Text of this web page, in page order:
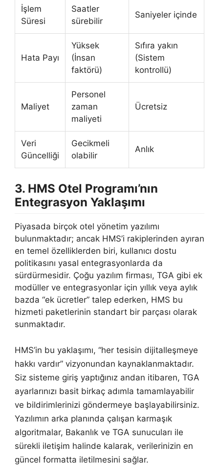
İşlem
Süresi
Saatler
sürebilir
Saniyeler içinde
Hata Payı
Yüksek
(İnsan
faktörü)
Sıfıra yakın
(Sistem
kontrollü)
Maliyet
Personel
zaman
maliyeti
Ücretsiz
Veri
Güncelliği
Gecikmeli
olabilir
Anlık
3. HMS Otel Programı’nın
Entegrasyon Yaklaşımı
Piyasada birçok otel yönetim yazılımı
bulunmaktadır; ancak HMS’i rakiplerinden ayıran
en temel özelliklerden biri, kullanıcı dostu
politikasını yasal entegrasyonlarda da
sürdürmesidir. Çoğu yazılım firması, TGA gibi ek
modüller ve entegrasyonlar için yıllık veya aylık
bazda “ek ücretler” talep ederken, HMS bu
hizmeti paketlerinin standart bir parçası olarak
sunmaktadır.
HMS’in bu yaklaşımı, “her tesisin dijitalleşmeye
hakkı vardır” vizyonundan kaynaklanmaktadır.
Siz sisteme giriş yaptığınız andan itibaren, TGA
ayarlarınızı basit birkaç adımla tamamlayabilir
ve bildirimlerinizi göndermeye başlayabilirsiniz.
Yazılımın arka planında çalışan karmaşık
algoritmalar, Bakanlık ve TGA sunucuları ile
sürekli iletişim halinde kalarak, verilerinizin en
güncel formatta iletilmesini sağlar.